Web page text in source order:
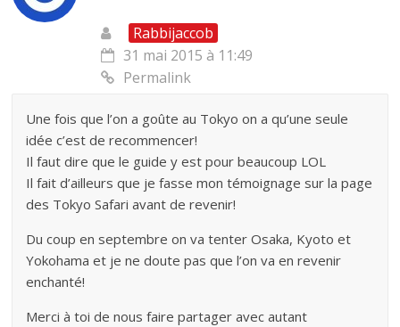
Rabbijaccob
31 mai 2015 à 11:49
Permalink
Une fois que l’on a goûte au Tokyo on a qu’une seule
idée c’est de recommencer!
Il faut dire que le guide y est pour beaucoup LOL
Il fait d’ailleurs que je fasse mon témoignage sur la page
des Tokyo Safari avant de revenir!
Du coup en septembre on va tenter Osaka, Kyoto et
Yokohama et je ne doute pas que l’on va en revenir
enchanté!
Merci à toi de nous faire partager avec autant